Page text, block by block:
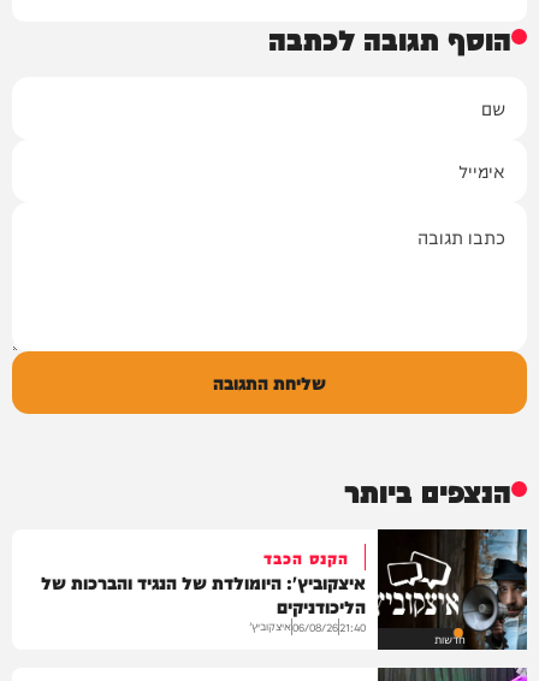
הוסף תגובה לכתבה
שליחת התגובה
הנצפים ביותר
חדשות
הקנס הכבד
איצקוביץ': היומולדת של הנגיד והברכות של
הליכודניקים
21:40
06/08/26איצקוביץ'